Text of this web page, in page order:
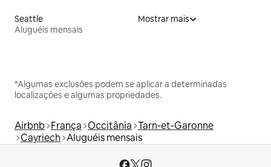
Seattle
Aluguéis mensais
Mostrar mais
*Algumas exclusões podem se aplicar a determinadas
localizações e algumas propriedades.
Airbnb França Occitânia Tarn-et-Garonne
Cayriech Aluguéis mensais